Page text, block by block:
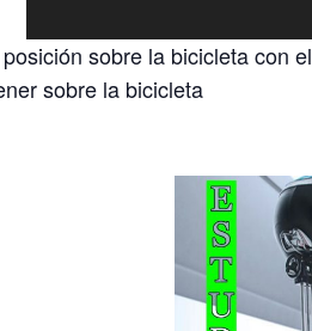
sobre la bicicleta con el
sobre la bicicleta